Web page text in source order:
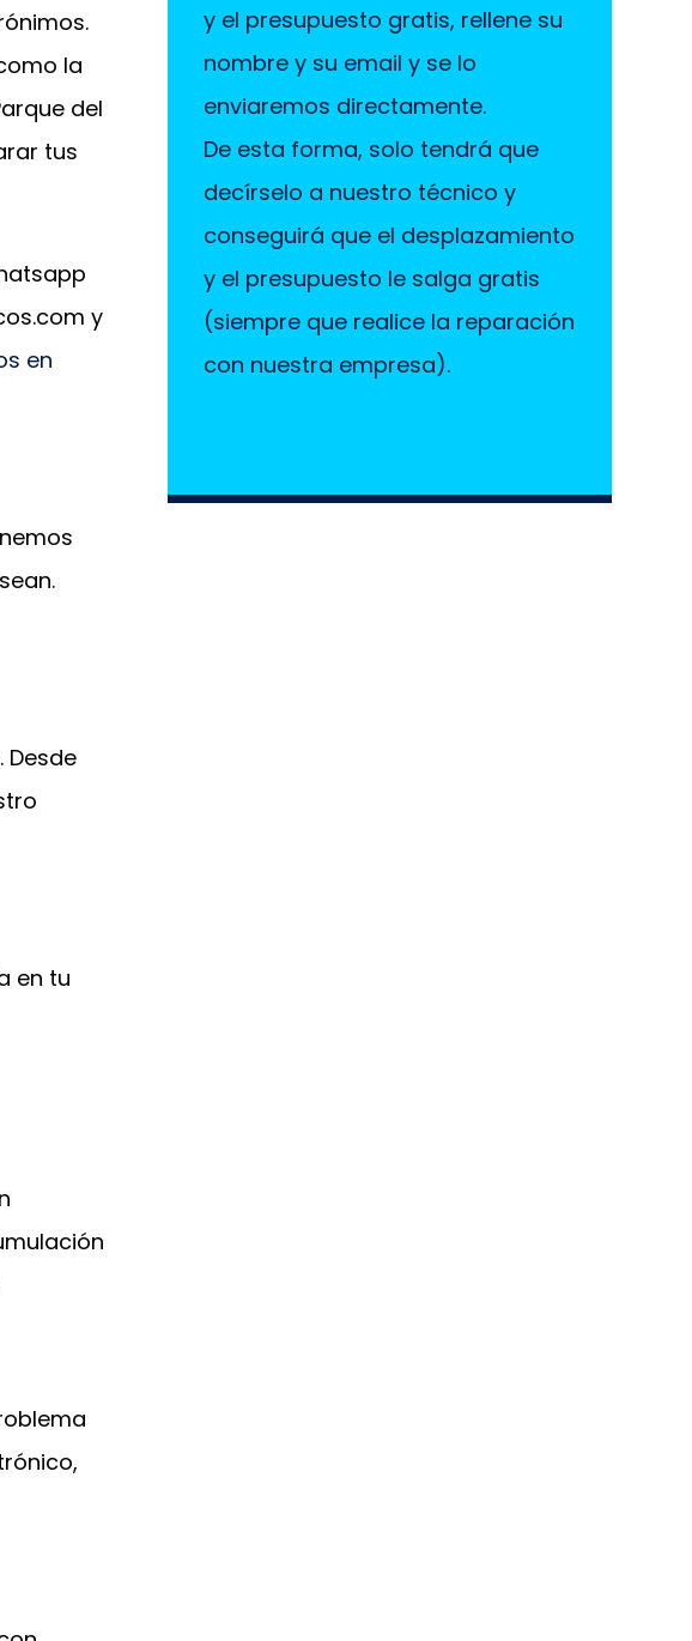
la
del
tus
y
en
en tu
y el presupuesto gratis, rellene su
nombre y su email y se lo
enviaremos directamente.
De esta forma, solo tendrá que
decírselo a nuestro técnico y
conseguirá que el desplazamiento
y el presupuesto le salga gratis
(siempre que realice la reparación
con nuestra empresa).